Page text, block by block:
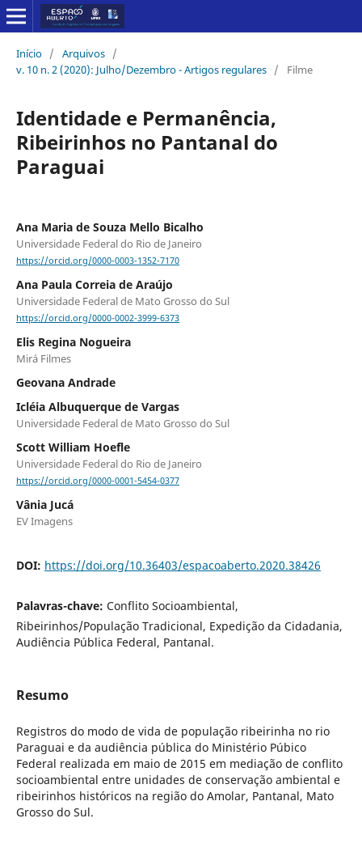
Início / Arquivos /
v. 10 n. 2 (2020): Julho/Dezembro - Artigos regulares / Filme
Identidade e Permanência,
Ribeirinhos no Pantanal do
Paraguai
Ana Maria de Souza Mello Bicalho
Universidade Federal do Rio de Janeiro
https://orcid.org/0000-0003-1352-7170
Ana Paula Correia de Araújo
Universidade Federal de Mato Grosso do Sul
https://orcid.org/0000-0002-3999-6373
Elis Regina Nogueira
Mirá Filmes
Geovana Andrade
Icléia Albuquerque de Vargas
Universidade Federal de Mato Grosso do Sul
Scott William Hoefle
Universidade Federal do Rio de Janeiro
https://orcid.org/0000-0001-5454-0377
Vânia Jucá
EV Imagens
DOI: https://doi.org/10.36403/espacoaberto.2020.38426
Palavras-chave: Conflito Socioambiental,
Ribeirinhos/População Tradicional, Expedição da Cidadania,
Audiência Pública Federal, Pantanal.
Resumo
Registros do modo de vida de população ribeirinha no rio
Paraguai e da audiência pública do Ministério Púbico
Federal realizada em maio de 2015 em mediação de conflito
socioambiental entre unidades de conservação ambiental e
ribeirinhos históricos na região do Amolar, Pantanal, Mato
Grosso do Sul.